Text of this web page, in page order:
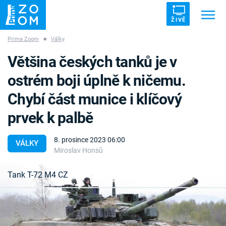
ŽIVĚ
ZÁHADY VETŘELCI DÁVNOVĚKU
Témata
Pořady
TV Program
Prima Zoom ■ Války
VÁLKY
8. prosince 2023 06:00
Miroslav Honsů
Většina českých tanků je v
ostrém boji úplně k ničemu.
Chybí část munice i klíčový
prvek k palbě
Failed to fetch
Tank T-72 M4 CZ
České tankové vojsko stojí na křižovatce.